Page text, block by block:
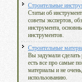
Строительные
Статьи об
советы экспертов,
инструмента,
инструментов.
Строительные
Вы задумали сделать
есть все про самые
материалы и не
использованию.